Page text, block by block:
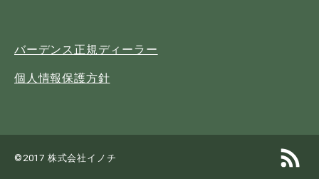
バーデンス正規ディーラー
個人情報保護方針
©2017 株式会社イノチ